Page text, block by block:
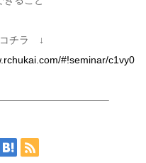
チラ ↓
#!seminar/c1vy0